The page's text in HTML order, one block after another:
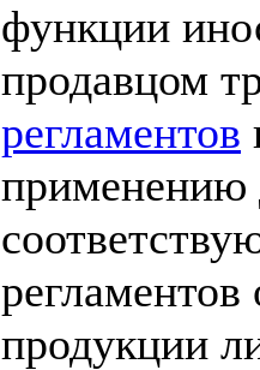
функции
продавцом
регламентов
применению
регламентов
продукции